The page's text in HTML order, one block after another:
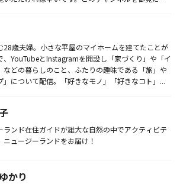
28歳夫婦。小さな平屋のマイホームを建てたことが
、YouTubeとInstagramを開設し「家づくり」や「イ
などの暮らしのこと、ふたりの趣味である「旅」や
」について配信。「好きなモノ」「好きなコト」...
ランド在住ガイドが雄大な自然の中でアクティビテ
ニュージーランドをお届け！
かり